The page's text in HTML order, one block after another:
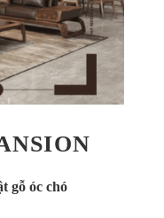
gỗ óc chó